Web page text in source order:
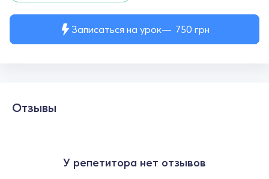
Записаться на урок 750 грн
Отзывы
У репетитора нет отзывов